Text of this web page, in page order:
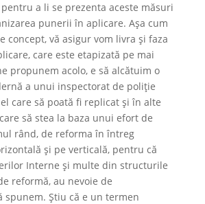
a li se prezenta aceste măsuri
punerii în aplicare. Așa cum
concept, vă asigur vom livra și faza
care este etapizată pe mai
propunem acolo, e să alcătuim o
a unui inspectorat de poliție
care să poată fi replicat și în alte
să stea la baza unui efort de
rând, de reforma în întreg
și pe verticală, pentru că
Interne și multe din structurile
reformă, au nevoie de
spunem. Ştiu că e un termen